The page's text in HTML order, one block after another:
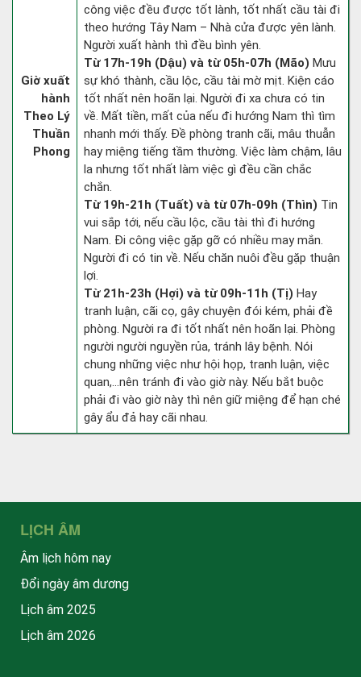
Giờ xuất
hành
Theo Lý
Thuần
Phong
công việc đều được tốt lành, tốt nhất cầu tài đi
theo hướng Tây Nam – Nhà cửa được yên lành.
Người xuất hành thì đều bình yên.
Từ 17h-19h (Dậu) và từ 05h-07h (Mão) Mưu
sự khó thành, cầu lộc, cầu tài mờ mịt. Kiện cáo
tốt nhất nên hoãn lại. Người đi xa chưa có tin
về. Mất tiền, mất của nếu đi hướng Nam thì tìm
nhanh mới thấy. Đề phòng tranh cãi, mâu thuẫn
hay miệng tiếng tầm thường. Việc làm chậm, lâu
la nhưng tốt nhất làm việc gì đều cần chắc
chắn.
Từ 19h-21h (Tuất) và từ 07h-09h (Thìn) Tin
vui sắp tới, nếu cầu lộc, cầu tài thì đi hướng
Nam. Đi công việc gặp gỡ có nhiều may mắn.
Người đi có tin về. Nếu chăn nuôi đều gặp thuận
lợi.
Từ 21h-23h (Hợi) và từ 09h-11h (Tị) Hay
tranh luận, cãi cọ, gây chuyện đói kém, phải đề
phòng. Người ra đi tốt nhất nên hoãn lại. Phòng
người người nguyền rủa, tránh lây bệnh. Nói
chung những việc như hội họp, tranh luận, việc
quan,…nên tránh đi vào giờ này. Nếu bắt buộc
phải đi vào giờ này thì nên giữ miệng để hạn ché
gây ẩu đả hay cãi nhau.
LỊCH ÂM
Âm lịch hôm nay
Đổi ngày âm dương
Lịch âm 2025
Lịch âm 2026